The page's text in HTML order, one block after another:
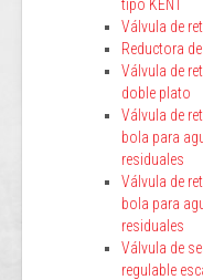
tipo KENT
Válvula de
Reductora
Válvula de
doble plato
Válvula de
bola para
residuales
Válvula de
bola para
residuales
Válvula de
regulable